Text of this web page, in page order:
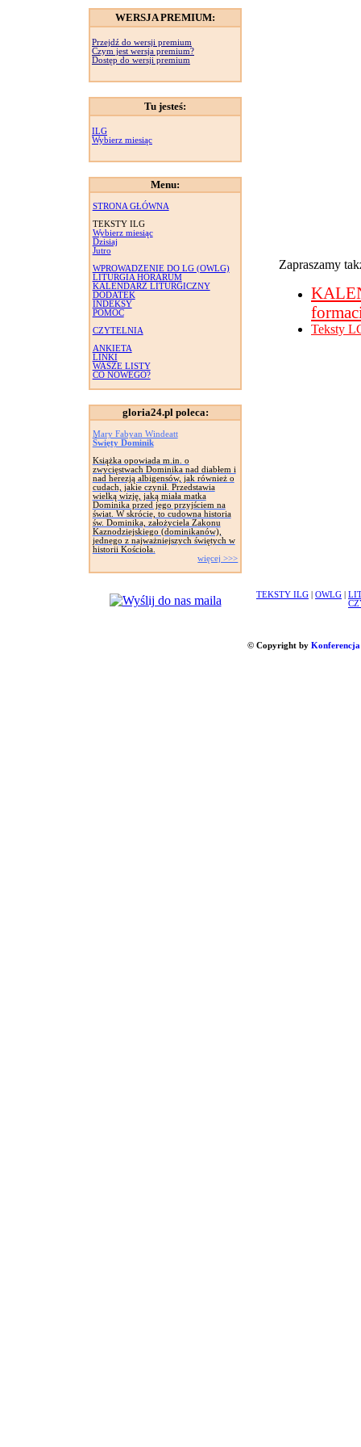
WERSJA PREMIUM:
Przejdź do wersji premium
Czym jest wersja premium?
Dostęp do wersji premium
Tu jesteś:
ILG
Wybierz miesiąc
Menu:
STRONA GŁÓWNA
TEKSTY ILG
Wybierz miesiąc
Dzisiaj
Jutro
WPROWADZENIE DO LG (OWLG)
LITURGIA HORARUM
KALENDARZ LITURGICZNY
DODATEK
INDEKSY
POMOC
CZYTELNIA
ANKIETA
LINKI
WASZE LISTY
CO NOWEGO?
gloria24.pl poleca:
Mary Fabyan Windeatt
Święty Dominik
Książka opowiada m.in. o
zwycięstwach Dominika nad diabłem i
nad herezją albigensów, jak również o
cudach, jakie czynił. Przedstawia
wielką wizję, jaką miała matka
Dominika przed jego przyjściem na
świat. W skrócie, to cudowna historia
św. Dominika, założyciela Zakonu
Kaznodziejskiego (dominikanów),
jednego z najważniejszych świętych w
historii Kościoła.
więcej >>>
Zapraszamy
Teksty
TEKSTY ILG OWLG
© Copyright by Konferencja